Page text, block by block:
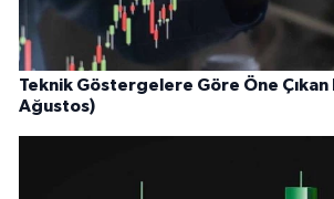
Teknik Göstergelere Göre Öne
Ağustos)